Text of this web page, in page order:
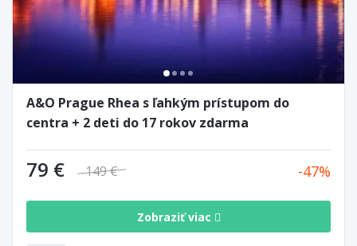
A&O Prague Rhea s ľahkým prístupom do
centra + 2 deti do 17 rokov zdarma
79 € 149 € 47
Zobraziť viac